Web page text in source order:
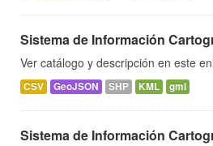
Sistema de Información
Ver catálogo y descripción en este
CSV GeoJSON SHP KML gml
Sistema de Información